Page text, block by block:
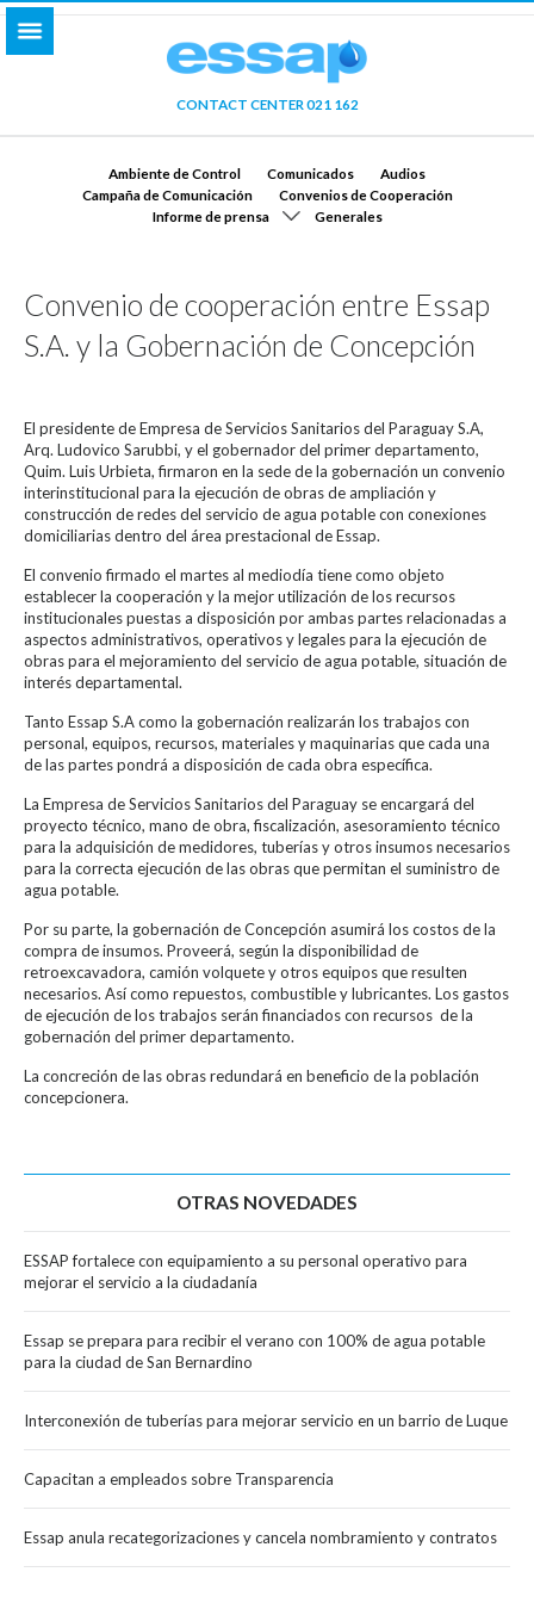
CONTACT CENTER 021 162
Ambiente de Control Comunicados
Audios
Campaña de Comunicación
Convenios de Cooperación
Informe de prensa
Generales
Convenio de cooperación entre Essap
S.A. y la Gobernación de Concepción
El presidente de Empresa de Servicios Sanitarios del Paraguay S.A,
Arq. Ludovico Sarubbi, y el gobernador del primer departamento,
Quim. Luis Urbieta, firmaron en la sede de la gobernación un convenio
interinstitucional para la ejecución de obras de ampliación y
construcción de redes del servicio de agua potable con conexiones
domiciliarias dentro del área prestacional de Essap.
El convenio firmado el martes al mediodía tiene como objeto
establecer la cooperación y la mejor utilización de los recursos
institucionales puestas a disposición por ambas partes relacionadas a
aspectos administrativos, operativos y legales para la ejecución de
obras para el mejoramiento del servicio de agua potable, situación de
interés departamental.
Tanto Essap S.A como la gobernación realizarán los trabajos con
personal, equipos, recursos, materiales y maquinarias que cada una
de las partes pondrá a disposición de cada obra específica.
La Empresa de Servicios Sanitarios del Paraguay se encargará del
proyecto técnico, mano de obra, fiscalización, asesoramiento técnico
para la adquisición de medidores, tuberías y otros insumos necesarios
para la correcta ejecución de las obras que permitan el suministro de
agua potable.
Por su parte, la gobernación de Concepción asumirá los costos de la
compra de insumos. Proveerá, según la disponibilidad de
retroexcavadora, camión volquete y otros equipos que resulten
necesarios. Así como repuestos, combustible y lubricantes. Los gastos
de ejecución de los trabajos serán financiados con recursos de la
gobernación del primer departamento.
La concreción de las obras redundará en beneficio de la población
concepcionera.
OTRAS NOVEDADES
ESSAP fortalece con equipamiento a su personal operativo para
mejorar el servicio a la ciudadanía
Essap se prepara para recibir el verano con 100% de agua potable
para la ciudad de San Bernardino
Interconexión de tuberías para mejorar servicio en un barrio de Luque
Capacitan a empleados sobre Transparencia
Essap anula recategorizaciones y cancela nombramiento y contratos